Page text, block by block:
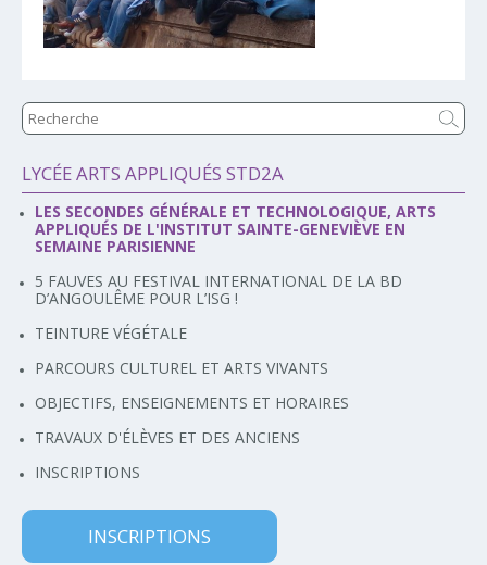
Navigation
LYCÉE ARTS APPLIQUÉS STD2A
LES SECONDES GÉNÉRALE ET TECHNOLOGIQUE, ARTS
APPLIQUÉS DE L'INSTITUT SAINTE-GENEVIÈVE EN
SEMAINE PARISIENNE
5 FAUVES AU FESTIVAL INTERNATIONAL DE LA BD
D’ANGOULÊME POUR L’ISG !
TEINTURE VÉGÉTALE
PARCOURS CULTUREL ET ARTS VIVANTS
OBJECTIFS, ENSEIGNEMENTS ET HORAIRES
TRAVAUX D'ÉLÈVES ET DES ANCIENS
INSCRIPTIONS
INSCRIPTIONS